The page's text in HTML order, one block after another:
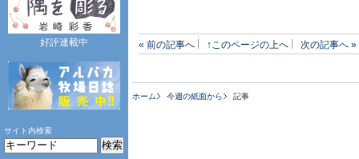
« 前の記事へ ↑このページの上へ 次の記事へ »
ホーム 今週の紙面から 記事
好評連載中
サイト内検索